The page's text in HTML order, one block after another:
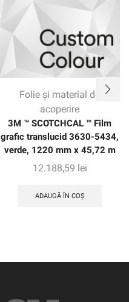
Folie și material de
acoperire
3M ™ SCOTCHCAL ™ Film
grafic translucid 3630-5434,
verde, 1220 mm x 45,72 m
12.188,59 lei
ADAUGĂ ÎN COȘ